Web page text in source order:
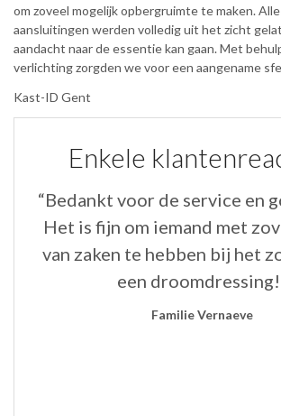
om zoveel mogelijk opbergruimte te maken.
aansluitingen werden volledig uit het zicht
aandacht naar de essentie kan gaan. Met
verlichting zorgden we voor een aangename
Kast-ID Gent
Enkele
“Bedankt voor de service en
Het is fijn om iemand met
van zaken te hebben bij het
een
Familie Vernaeve